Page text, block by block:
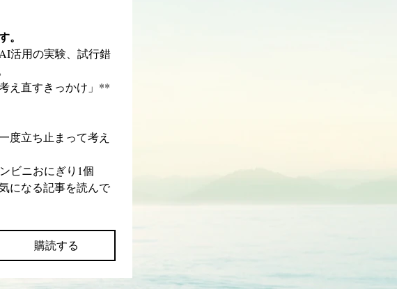
。
活用の実験、試行錯
え直すきっかけ」**
度立ち止まって考え
ビニおにぎり1個
になる記事を読んで
購読する